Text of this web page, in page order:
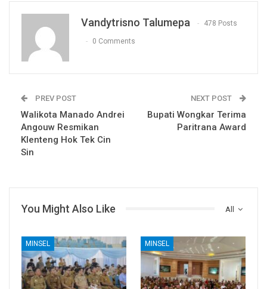
Vandytrisno Talumepa 478 Posts
0 Comments
PREV POST
Walikota Manado Andrei
Angouw Resmikan
Klenteng Hok Tek Cin
Sin
NEXT POST
Bupati Wongkar Terima
Paritrana Award
All
You Might Also Like
MINSEL MINSEL